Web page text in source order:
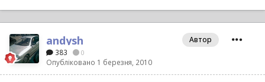
andysh
383 0
Опубліковано 1 березня, 2010
Автор